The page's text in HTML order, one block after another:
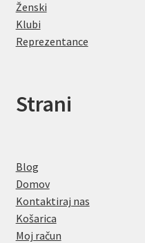
Ženski
Klubi
Reprezentance
Strani
Blog
Domov
Kontaktiraj nas
Košarica
Moj račun